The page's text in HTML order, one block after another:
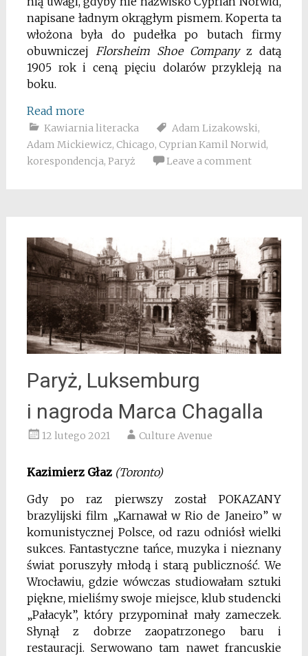
napisane ładnym okrągłym pismem. Koperta ta
włożona była do pudełka po butach firmy
obuwniczej Florsheim Shoe Companyz datą
1905 rok i ceną pięciu dolarów przykleją na
boku.
Read more
Kawiarnia literacka Adam Lizakowski,
Adam Mickiewicz, Chicago, Cyprian Kamil Norwid,
korespondencja, Paryż Leave a comment
Paryż, Luksemburg
i nagroda Marca Chagalla
12 lutego 2021 Culture Avenue
Kazimierz Głaz (Toronto)
Gdy po raz pierwszy został POKAZANY
brazylijski film „Karnawał w Rio de Janeiro” w
komunistycznej Polsce, od razu odniósł wielki
sukces. Fantastyczne tańce, muzyka i nieznany
świat poruszyły młodą i starą publiczność. We
Wrocławiu, gdzie wówczas studiowałam sztuki
piękne, mieliśmy swoje miejsce, klub studencki
„Pałacyk”, który przypominał mały zameczek.
Słynął z dobrze zaopatrzonego baru i
restauracji. Serwowano tam nawet francuskie